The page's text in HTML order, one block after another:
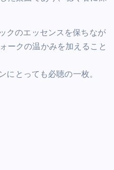
クのエッセンスを保ちなが
ークの温かみを加えること
にとっても必聴の一枚。